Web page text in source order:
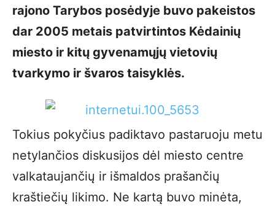
rajono Tarybos posėdyje buvo pakeistos
dar 2005 metais patvirtintos Kėdainių
miesto ir kitų gyvenamųjų vietovių
tvarkymo ir švaros taisyklės.
Tokius pokyčius padiktavo pastaruoju metu
netylančios diskusijos dėl miesto centre
valkataujančių ir išmaldos prašančių
kraštiečių likimo. Ne kartą buvo minėta,